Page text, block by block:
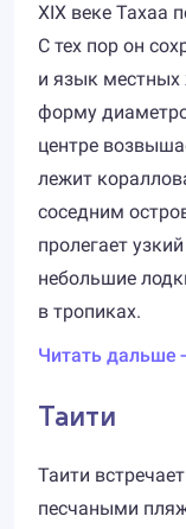
XIX веке Тахаа
С тех пор он
и язык местных
форму
центре
лежит
соседним
пролегает
небольшие
в тропиках.
Читать дальше
Таити
Таити
песчаными